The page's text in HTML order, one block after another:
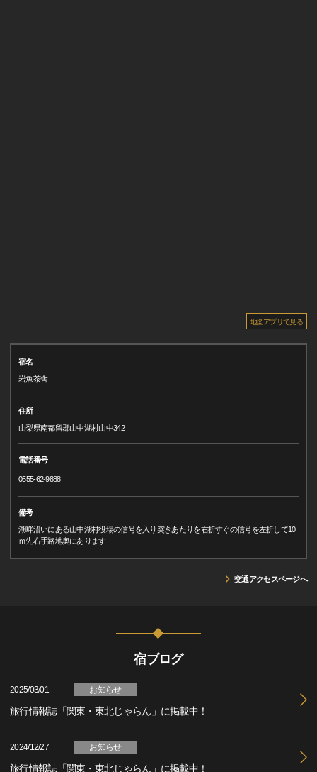
地図アプリで見る
宿名
岩魚茶舎
住所
山梨県南都留郡山中湖村山中342
電話番号
0555-62-9888
備考
湖畔沿いにある山中湖村役場の信号を入り突きあたりを右折すぐの信号を左折して10
ｍ先右手路地奥にあります
交通アクセスページへ
宿ブログ
2025/03/01 お知らせ
旅行情報誌「関東・東北じゃらん」に掲載中！
2024/12/27 お知らせ
旅行情報誌「関東・東北じゃらん」に掲載中！